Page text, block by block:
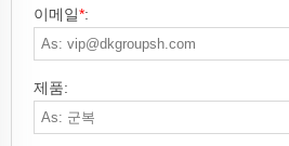
이메일*:
제품: